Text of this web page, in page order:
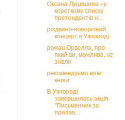
Оксана Луцишина –у
короткому списку
претендентів н...
різдвяно-новорічний
концерт в Ужгороді
роман Орвелла, про
який ви, можливо, не
знали
рекомендуємо нові
книги
В Ужгороді
завершилась акція
"Письменник за
прилав...